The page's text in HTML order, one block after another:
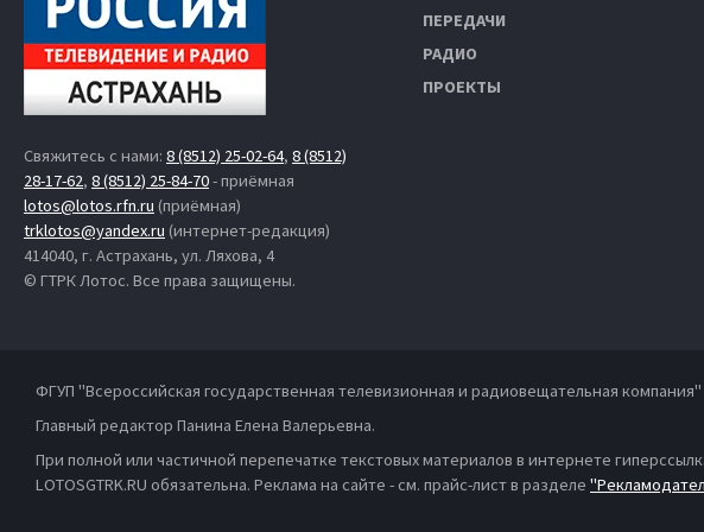
Свяжитесь с нами: 8 (8512) 25-02-64, 8 (8512)
28-17-62, 8 (8512) 25-84-70- приёмная
lotos@lotos.rfn.ru (приёмная)
trklotos@yandex.ru (интернет-редакция)
414040, г. Астрахань, ул. Ляхова, 4
© ГТРК Лотос. Все права защищены.
ПЕРЕДАЧИ
РАДИО
ПРОЕКТЫ
ФГУП "Всероссийская государственная телевизионная и радиовещательная компания"
Главный редактор Панина Елена Валерьевна.
При полной или частичной перепечатке текстовых материалов в интернете
LOTOSGTRK.RU обязательна. Реклама на сайте - см. прайс-лист в разделе